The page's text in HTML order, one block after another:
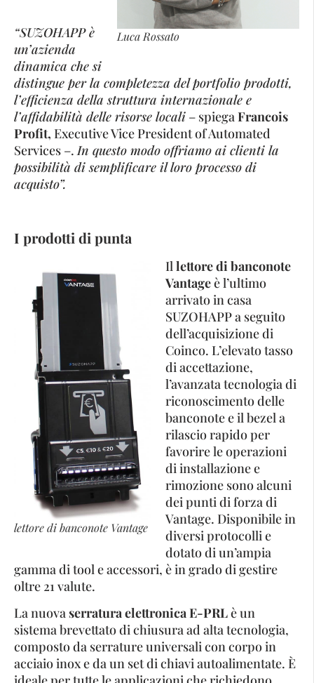
Luca Rossato
“SUZOHAPP è
un’azienda
dinamica che si
distingue per la completezza del portfolio prodotti,
l’efficienza della struttura internazionale e
l’affidabilità delle risorse locali – spiegaFrancois
Profit, Executive Vice President of Automated
Services –.In questo modo offriamo ai clienti la
possibilità di semplificare il loro processo di
acquisto”.
I prodotti di punta
lettore di banconote Vantage
Illettore di banconote
Vantageè l’ultimo
arrivato in casa
SUZOHAPP a seguito
dell’acquisizione di
Coinco. L’elevato tasso
di accettazione,
l’avanzata tecnologia di
riconoscimento delle
banconote e il bezel a
rilascio rapido per
favorire le operazioni
di installazione e
rimozione sono alcuni
dei punti di forza di
Vantage. Disponibile in
diversi protocolli e
dotato di un’ampia
gamma di tool e accessori, è in grado di gestire
oltre 21 valute.
La nuovaserratura elettronica ­E-PRLè un
sistema brevettato di chiusura ad alta tecnologia,
composto da serrature universali con corpo in
acciaio inox e da un set di chiavi autoalimentate. È